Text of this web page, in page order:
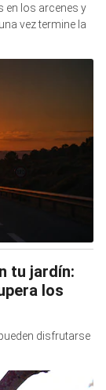
en los arcenes y
vez termine la
tu jardín:
los
disfrutarse